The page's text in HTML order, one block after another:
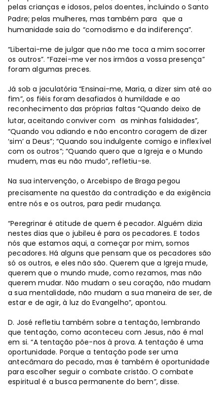
pelas crianças e idosos, pelos doentes, incluindo o Santo
Padre; pelas mulheres, mas também para
que a
humanidade saia do “comodismo e da indiferença”.
“Libertai-me de julgar que não me toca a mim socorrer
os outros”. “Fazei-me ver nos irmãos a vossa presença”
foram algumas preces.
Já sob a jaculatória “Ensinai-me, Maria, a dizer sim até ao
fim”, os fiéis foram desafiados à humildade e ao
reconhecimento das próprias faltas “Quando deixo de
lutar, aceitando conviver com as minhas falsidades”,
“Quando vou adiando e não encontro coragem de dizer
‘sim’ a Deus”; “Quando sou indulgente comigo e inflexível
com os outros”; “Quando quero que a Igreja e o Mundo
mudem, mas eu não mudo”, refletiu-se.
Na sua intervenção, o Arcebispo de Braga pegou
precisamente na questão da contradição e da exigência
entre nós e os outros, para pedir mudança.
“Peregrinar é atitude de quem é pecador. Alguém dizia
nestes dias que o jubileu é para os pecadores. E todos
nós que estamos aqui, a começar por mim, somos
pecadores. Há alguns que pensam que os pecadores são
só os outros, e eles não são. Querem que a Igreja mude,
querem que o mundo mude, como rezamos, mas não
querem mudar. Não mudam o seu coração, não mudam
a sua mentalidade, não mudam a sua maneira de ser, de
estar e de agir, à luz do Evangelho”, apontou.
D. José refletiu também sobre a tentação, lembrando
que tentação, como aconteceu com Jesus, não é mal
em si. “A tentação põe-nos à prova. A tentação é uma
oportunidade. Porque a tentação pode ser uma
antecâmara do pecado, mas é também é oportunidade
para escolher seguir o combate cristão. O combate
espiritual é a busca permanente do bem”, disse.